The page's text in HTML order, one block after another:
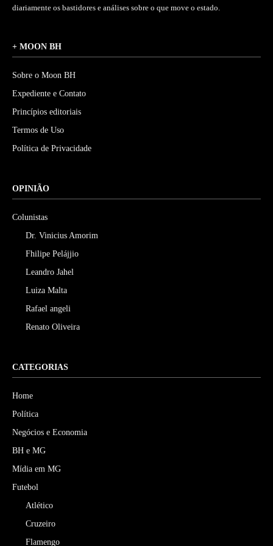
diariamente os bastidores e análises sobre o que move o estado.
+ MOON BH
Sobre o Moon BH
Expediente e Contato
Princípios editoriais
Termos de Uso
Política de Privacidade
OPINIÃO
Colunistas
Dr. Vinicius Amorim
Fhilipe Pelájjio
Leandro Jahel
Luiza Malta
Rafael angeli
Renato Oliveira
CATEGORIAS
Home
Política
Negócios e Economia
BH e MG
Mídia em MG
Futebol
Atlético
Cruzeiro
Flamengo